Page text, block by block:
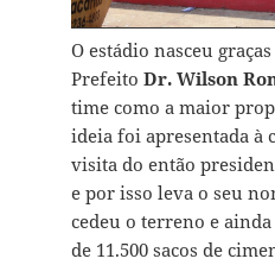
O estádio nasceu
Prefeito Dr. Wilson
time como a maior
ideia foi apresentada à
visita do então
e por isso leva o seu
cedeu o terreno e
de 11.500 sacos de